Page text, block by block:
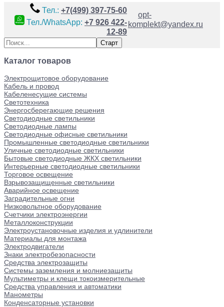
Тел.: +7(499) 397-75-60
Тел./WhatsApp: +7 926 422-
12-89
opt-
komplekt@yandex.ru
Каталог товаров
Электрощитовое оборудование
Кабель и провод
Кабеленесущие системы
Светотехника
Энергосберегающие решения
Светодиодные светильники
Светодиодные лампы
Светодиодные офисные светильники
Промышленные светодиодные светильники
Уличные светодиодные светильники
Бытовые светодиодные ЖКХ светильники
Интерьерные светодиодные светильники
Торговое освещение
Взрывозащищенные светильники
Аварийное освещение
Заградительные огни
Низковольтное оборудование
Счетчики электроэнергии
Металлоконструкции
Электроустановочные изделия и удлинители
Материалы для монтажа
Электродвигатели
Знаки электробезопасности
Средства электрозащиты
Системы заземления и молниезащиты
Мультиметры и клещи токоизмерительные
Средства управления и автоматики
Манометры
Конденсаторные установки